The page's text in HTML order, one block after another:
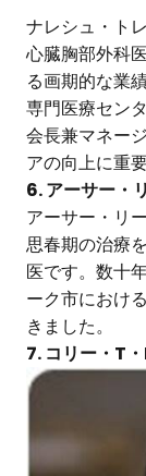
ナレシュ・ト
心臓胸部外科
る画期的な業
専門医療セン
会長兼マネー
アの向上に重
6. アーサー・
アーサー・リ
思春期の治療
医です。数十
ーク市におけ
きました。
7. コリー・T